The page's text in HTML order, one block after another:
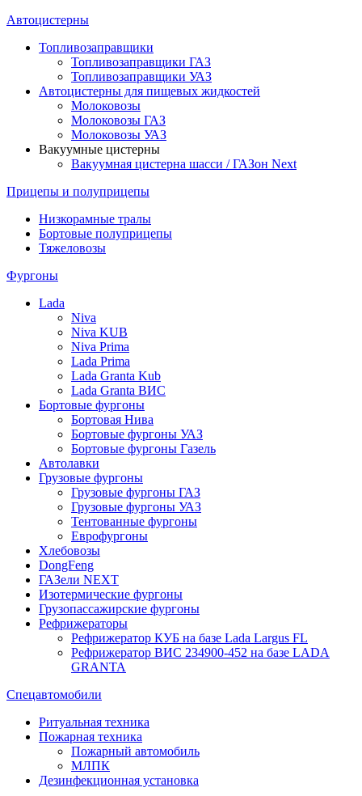
Автоцистерны
Топливозаправщики
Топливозаправщики ГАЗ
Топливозаправщики УАЗ
Автоцистерны для пищевых жидкостей
Молоковозы
Молоковозы ГАЗ
Молоковозы УАЗ
Вакуумные цистерны
Вакуумная цистерна шасси / ГАЗон Next
Прицепы и полуприцепы
Низкорамные тралы
Бортовые полуприцепы
Тяжеловозы
Фургоны
Lada
Niva
Niva KUB
Niva Prima
Lada Prima
Lada Granta Kub
Lada Granta ВИС
Бортовые фургоны
Бортовая Нива
Бортовые фургоны УАЗ
Бортовые фургоны Газель
Автолавки
Грузовые фургоны
Грузовые фургоны ГАЗ
Грузовые фургоны УАЗ
Тентованные фургоны
Еврофургоны
Хлебовозы
DongFeng
ГАЗели NEXT
Изотермические фургоны
Грузопассажирские фургоны
Рефрижераторы
Рефрижератор КУБ на базе Lada Largus FL
Рефрижератор ВИС 234900-452 на базе LADA
GRANTA
Спецавтомобили
Ритуальная техника
Пожарная техника
Пожарный автомобиль
МЛПК
Дезинфекционная установка